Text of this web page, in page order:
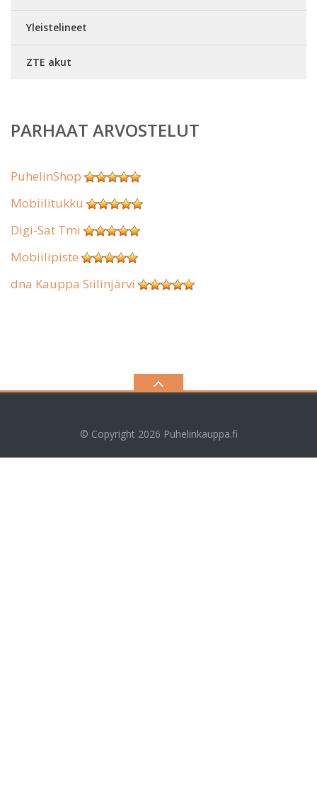
Yleistelineet
ZTE akut
PARHAAT ARVOSTELUT
PuhelinShop
Mobiilitukku
Digi-Sat Tmi
Mobiilipiste
dna Kauppa Siilinjärvi
© Copyright 2026 Puhelinkauppa.fi